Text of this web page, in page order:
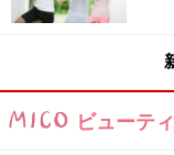
ビューテ